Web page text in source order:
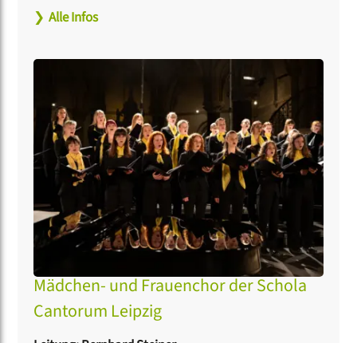
Sängerbundes, dessen Vorsitzender er 2019 wurde.
Seit 2011 ist er Dozent an der Hessischen Fachschule
beachtete Veröffentlichungen im Bereich
gleichstimmige Chormusik bei Edition Peters, die
unter anderem eine Auszeichnung mit dem
Deutschen Musikeditionspreis 2017 bedeuteten,
sowie im Bereich dreistimmige Chormusik mit einer
Männerstimme (auch im Bosse-Verlag) runden sein
Profil ab.
❯ Alle Infos
Mädchen- und Frauenchor der Schola
Cantorum Leipzig